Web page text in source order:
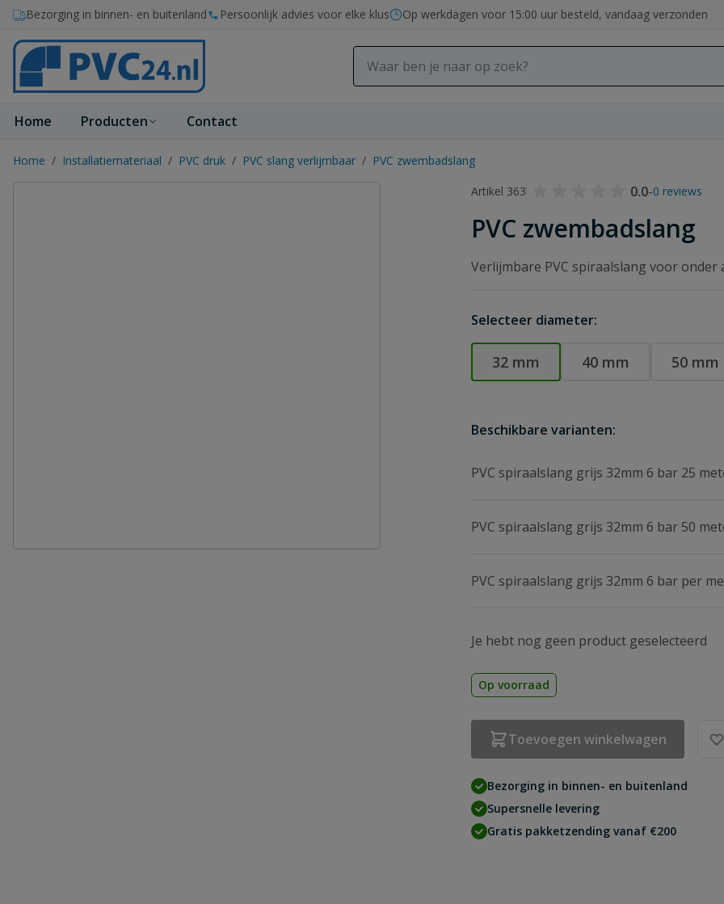
Ga naar de inhoud
Bezorging in binnen- en buitenland Persoonlijk advies voor elke klus Op werkdagen voor 15:00 uur besteld, vandaag verzonden
Home Producten Contact
Home / Installatiemateriaal / PVC druk / PVC slang verlijmbaar / PVC zwembadslang
Artikel 363
0.0-0 reviews
PVC zwembadslang
Verlijmbare PVC spiraalslang voor
Selecteer diameter:
32 mm 40 mm 50 mm
Beschikbare varianten:
PVC spiraalslang grijs 32mm 6 bar 25
PVC spiraalslang grijs 32mm 6 bar 50
PVC spiraalslang grijs 32mm 6 bar per
Je hebt nog geen product geselecteerd
Op voorraad
Toevoegen winkelwagen
Bezorging in binnen- en buitenland
Supersnelle levering
Gratis pakketzending vanaf €200